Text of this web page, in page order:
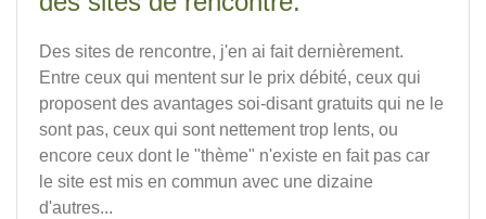
Des sites de rencontre, j'en ai fait dernièrement.
Entre ceux qui mentent sur le prix débité, ceux qui
proposent des avantages soi-disant gratuits qui ne le
sont pas, ceux qui sont nettement trop lents, ou
encore ceux dont le "thème" n'existe en fait pas car
le site est mis en commun avec une dizaine
d'autres...